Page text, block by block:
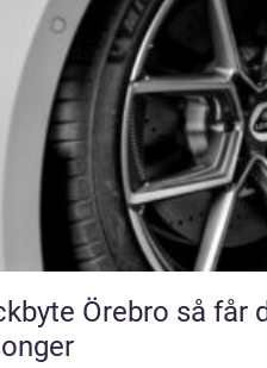
så får du säkra hjul genom alla